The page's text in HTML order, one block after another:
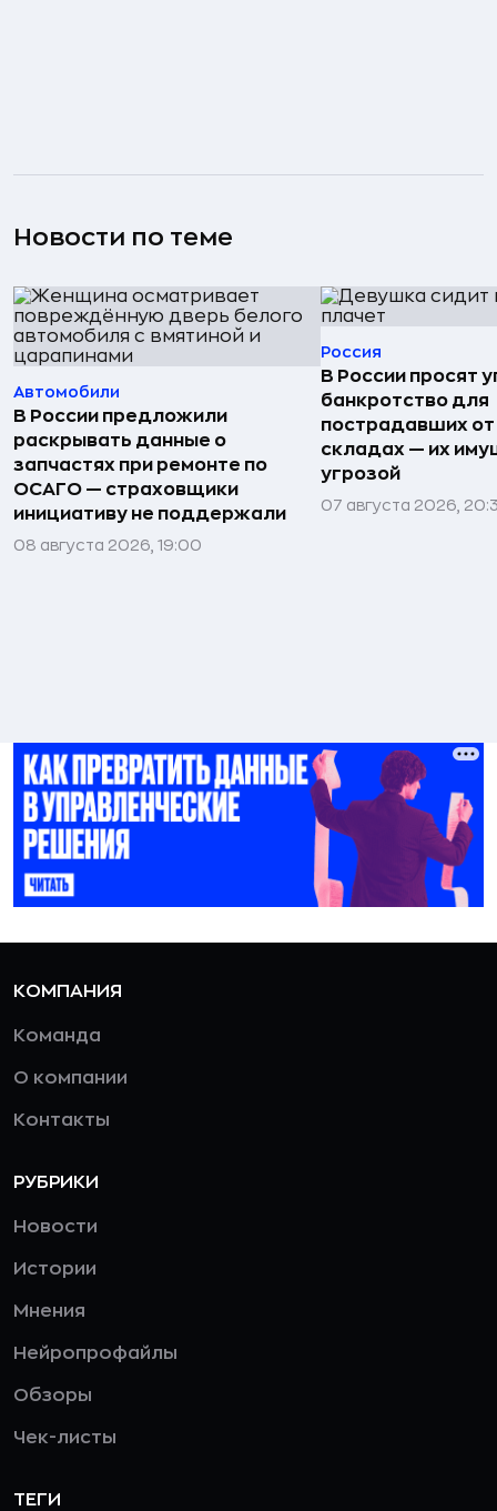
Новости по теме
Автомобили
В России предложили
раскрывать данные о
запчастях при ремонте по
ОСАГО — страховщики
инициативу не поддержали
08 августа 2026, 19:00
Россия
В России просят
банкротство для
пострадавших
складах — их
угрозой
07 августа 2026,
КОМПАНИЯ
Команда
О компании
Контакты
РУБРИКИ
Новости
Истории
Мнения
Нейропрофайлы
Обзоры
Чек-листы
ТЕГИ